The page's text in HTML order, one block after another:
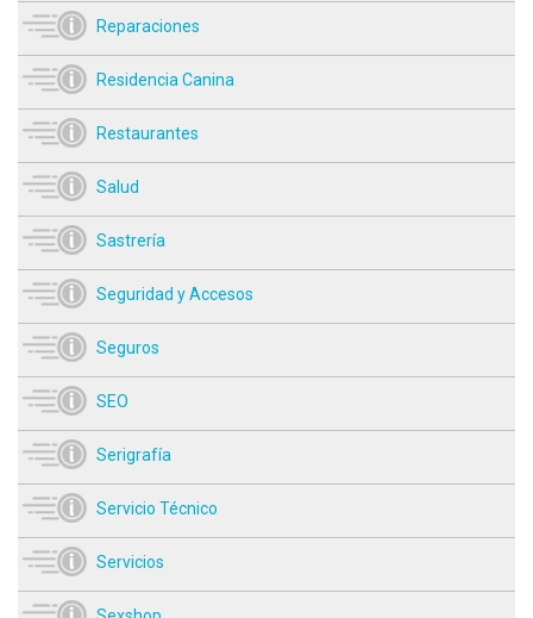
Reparaciones
Residencia Canina
Restaurantes
Salud
Sastrería
Seguridad y Accesos
Seguros
SEO
Serigrafía
Servicio Técnico
Servicios